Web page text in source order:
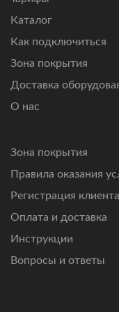
Каталог
Как подключиться
Зона покрытия
Доставка
О нас
Зона покрытия
Правила оказания
Регистрация клиента
Оплата и доставка
Инструкции
Вопросы и ответы